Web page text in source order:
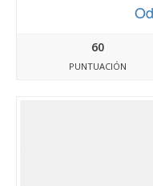
60
PUNTUACIÓN